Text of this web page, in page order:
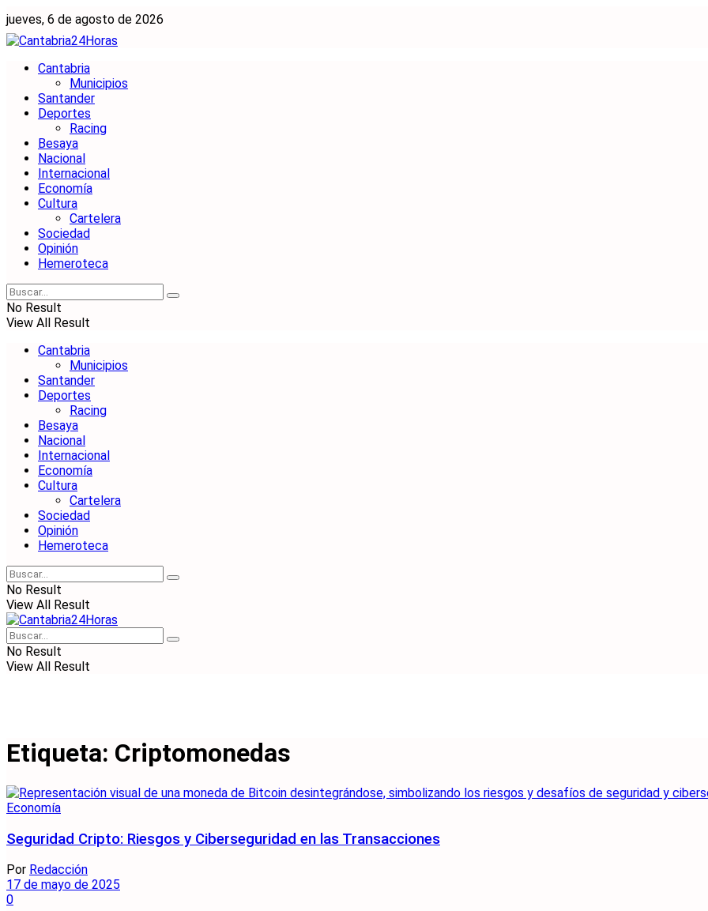
jueves, 6 de agosto de 2026
Cantabria
Municipios
Santander
Deportes
Racing
Besaya
Nacional
Internacional
Economía
Cultura
Cartelera
Sociedad
Opinión
Hemeroteca
No Result
View All Result
Cantabria
Municipios
Santander
Deportes
Racing
Besaya
Nacional
Internacional
Economía
Cultura
Cartelera
Sociedad
Opinión
Hemeroteca
No Result
View All Result
No Result
View All Result
Etiqueta: Criptomonedas
Economía
Seguridad Cripto: Riesgos y Ciberseguridad en las Transacciones
Por Redacción
17 de mayo de 2025
0